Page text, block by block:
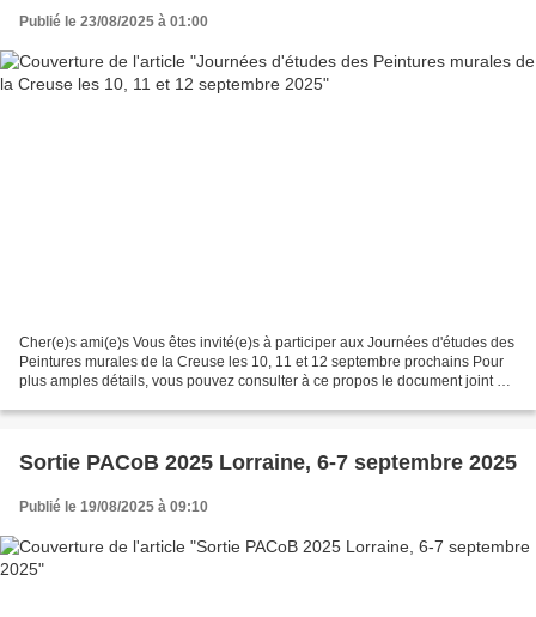
Publié le 23/08/2025 à 01:00
Cher(e)s ami(e)s Vous êtes invité(e)s à participer aux Journées d'études des
Peintures murales de la Creuse les 10, 11 et 12 septembre prochains Pour
plus amples détails, vous pouvez consulter à ce propos le document joint en
Sortie PACoB 2025 Lorraine, 6-7 septembre 2025
Publié le 19/08/2025 à 09:10